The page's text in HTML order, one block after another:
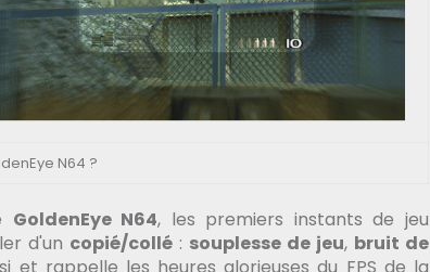
N64 ?
GoldenEye N64, les premiers instants de jeu
d'un copié/collé: souplesse de jeu, bruit de